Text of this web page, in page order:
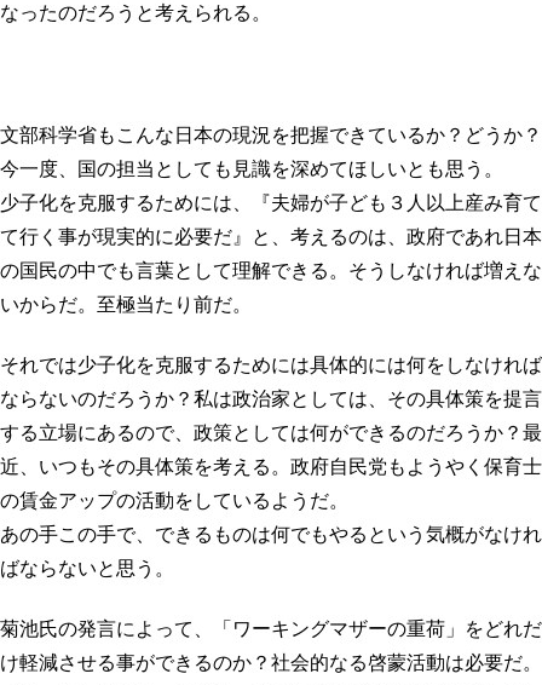
なったのだろうと考えられる。
文部科学省もこんな日本の現況を把握できているか？どうか？
今一度、国の担当としても見識を深めてほしいとも思う。
少子化を克服するためには、『夫婦が子ども３人以上産み育て
て行く事が現実的に必要だ』と、考えるのは、政府であれ日本
の国民の中でも言葉として理解できる。そうしなければ増えな
いからだ。至極当たり前だ。
それでは少子化を克服するためには具体的には何をしなければ
ならないのだろうか？私は政治家としては、その具体策を提言
する立場にあるので、政策としては何ができるのだろうか？最
近、いつもその具体策を考える。政府自民党もようやく保育士
の賃金アップの活動をしているようだ。
あの手この手で、できるものは何でもやるという気概がなけれ
ばならないと思う。
菊池氏の発言によって、「ワーキングマザーの重荷」をどれだ
け軽減させる事ができるのか？社会的なる啓蒙活動は必要だ。